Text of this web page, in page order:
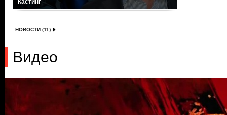
Кастинг
НОВОСТИ (11)
Видео